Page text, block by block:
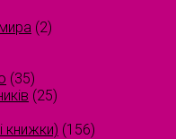
(2)
(35)
(25)
книжки) (156)